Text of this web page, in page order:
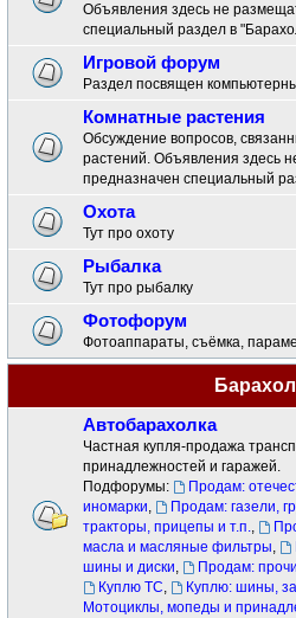
Объявления здесь не
специальный раздел в
Игровой форум
Раздел посвящен
Комнатные растения
Обсуждение вопросов,
растений. Объявления здесь
предназначен специальный
Охота
Тут про охоту
Рыбалка
Тут про рыбалку
Фотофорум
Фотоаппараты, съёмка,
Автобарахолка
Частная купля-продажа
принадлежностей и гаражей.
Подфорумы:
Продам:
иномарки,
Продам: газели,
тракторы, прицепы и т.п.,
масла и масляные фильтры,
шины и диски, Продам:
Куплю ТС, Куплю: шины,
Мотоциклы, мопеды и